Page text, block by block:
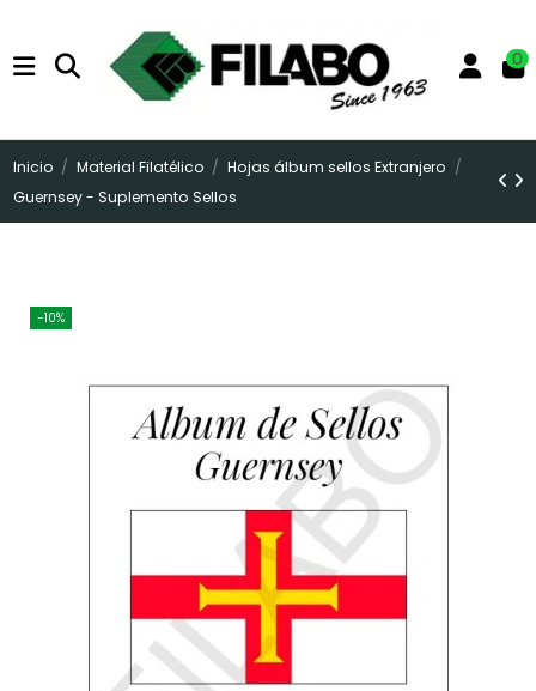
0
Inicio Material Filatélico
Hojas álbum sellos Extranjero
Guernsey - Suplemento Sellos
-10%